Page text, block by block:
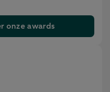
onze awards